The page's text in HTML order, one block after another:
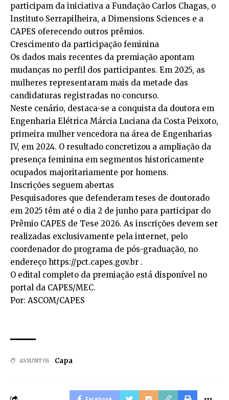
participam da iniciativa a Fundação Carlos Chagas, o
Instituto Serrapilheira, a Dimensions Sciences e a
CAPES oferecendo outros prêmios.
Crescimento da participação feminina
Os dados mais recentes da premiação apontam
mudanças no perfil dos participantes. Em 2025, as
mulheres representaram mais da metade das
candidaturas registradas no concurso.
Neste cenário, destaca-se a conquista da doutora em
Engenharia Elétrica Márcia Luciana da Costa Peixoto,
primeira mulher vencedora na área de Engenharias
IV, em 2024. O resultado concretizou a ampliação da
presença feminina em segmentos historicamente
ocupados majoritariamente por homens.
Inscrições seguem abertas
Pesquisadores que defenderam teses de doutorado
em 2025 têm até o dia 2 de junho para participar do
Prêmio CAPES de Tese 2026. As inscrições devem ser
realizadas exclusivamente pela internet, pelo
coordenador do programa de pós-graduação, no
endereço https://pct.capes.gov.br .
O edital completo da premiação está disponível no
portal da CAPES/MEC.
Por: ASCOM/CAPES
ASSUNTOS Capa